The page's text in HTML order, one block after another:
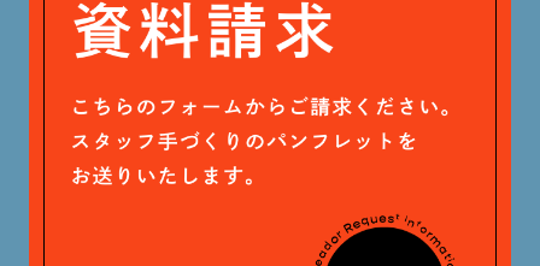
木村 珠梨音 (101)
神定 龍杜 (13)